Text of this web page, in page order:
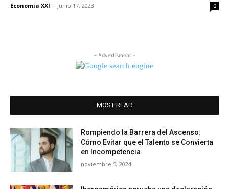
Economía XXI - junio 17, 2023 0
- Advertisment -
MOST READ
Rompiendo la Barrera del Ascenso:
Cómo Evitar que el Talento se Convierta
en Incompetencia
noviembre 5, 2024